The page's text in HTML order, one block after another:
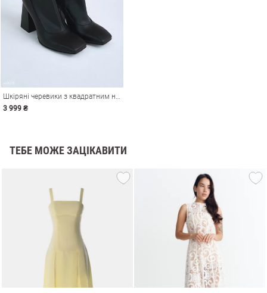
Шкіряні черевики з квадратним носком
3 999 ₴
ТЕБЕ МОЖЕ ЗАЦІКАВИТИ